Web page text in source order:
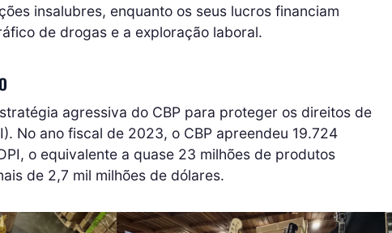
insalubres, enquanto os seus lucros financiam
de drogas e a exploração laboral.
agressiva do CBP para proteger os direitos de
No ano fiscal de 2023, o CBP apreendeu 19.724
o equivalente a quase 23 milhões de produtos
de 2,7 mil milhões de dólares.